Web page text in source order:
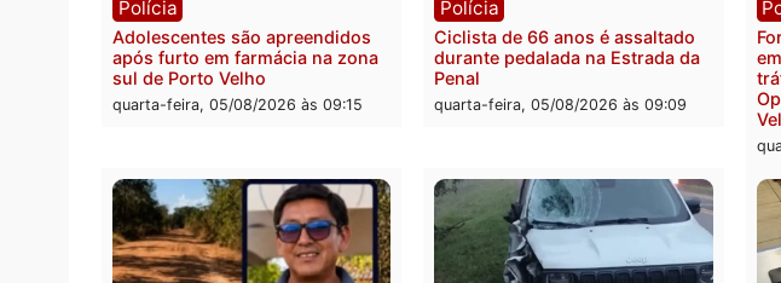
Política
Convenções chegam ao fim e
quarta-feira, 05/08/2026 às 12:26
quarta-feira, 05/08/2026 às 12:25